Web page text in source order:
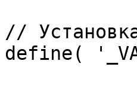
//
define(